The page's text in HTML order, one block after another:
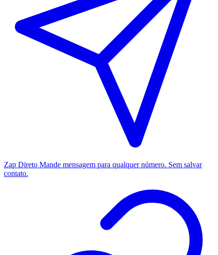
Zap Direto Mande mensagem para qualquer número. Sem salvar
contato.